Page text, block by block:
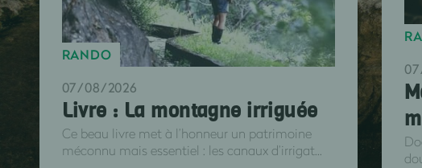
RANDO
07/08/2026
Livre : La montagne irriguée
Ce beau livre met à l’honneur un patrimoine
méconnu mais essentiel : les canaux d’irrigat...